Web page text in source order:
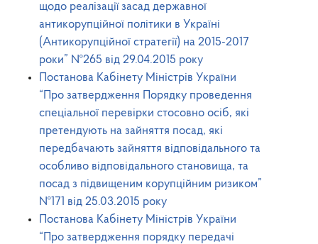
щодо реалізації засад державної
антикорупційної політики в Україні
(Антикорупційної стратегії) на 2015-2017
роки” №265 від 29.04.2015 року
Постанова Кабінету Міністрів України
“Про затвердження Порядку проведення
спеціальної перевірки стосовно осіб, які
претендують на зайняття посад, які
передбачають зайняття відповідального та
особливо відповідального становища, та
посад з підвищеним корупційним ризиком”
№171 від 25.03.2015 року
Постанова Кабінету Міністрів України
“Про затвердження порядку передачі